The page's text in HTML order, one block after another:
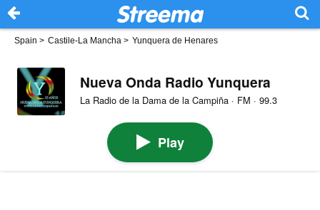
Spain > Castile-La Mancha > Yunquera de Henares
Nueva Onda Radio Yunquera
La Radio de la Dama de la Campiña · FM · 99.3
Play